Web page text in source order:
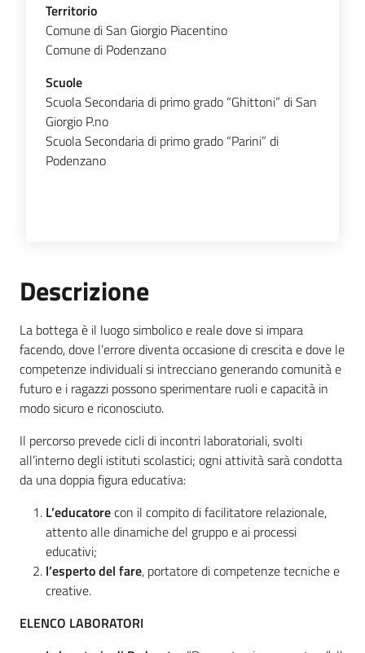
Territorio
Comune di San Giorgio Piacentino
Comune di Podenzano
Scuole
Scuola Secondaria di primo grado “Ghittoni” di San
Giorgio P.no
Scuola Secondaria di primo grado “Parini” di
Podenzano
Descrizione
La bottega è il luogo simbolico e reale dove si impara
facendo, dove l’errore diventa occasione di crescita e dove le
competenze individuali si intrecciano generando comunità e
futuro e i ragazzi possono sperimentare ruoli e capacità in
modo sicuro e riconosciuto.
Il percorso prevede cicli di incontri laboratoriali, svolti
all’interno degli istituti scolastici; ogni attività sarà condotta
da una doppia figura educativa:
L’educatorecon il compito di facilitatore relazionale,
attento alle dinamiche del gruppo e ai processi
educativi;
l’esperto del fare, portatore di competenze tecniche e
creative.
ELENCO LABORATORI